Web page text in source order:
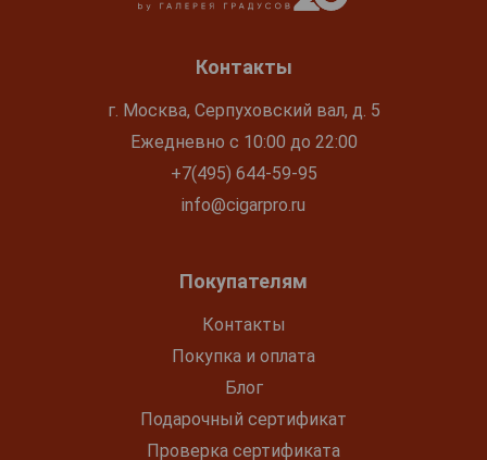
Контакты
г. Москва, Серпуховский вал, д. 5
Ежедневно с 10:00 до 22:00
+7(495) 644-59-95
info@cigarpro.ru
Покупателям
Контакты
Покупка и оплата
Блог
Подарочный сертификат
Проверка сертификата